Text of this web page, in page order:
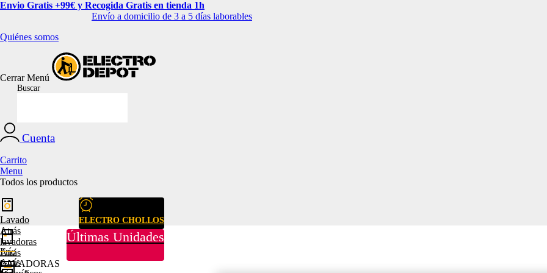
Envio Gratis +99€ y Recogida Gratis en tienda 1h
Envío a domicilio de 3 a 5 días laborables
Quiénes somos
CerrarMenú
Buscar
Cuenta
Carrito
Menu
Todos los productos
ELECTRO CHOLLOS
Últimas Unidades
Lavado
Atrás
lavadoras
Atrás
LAVADORAS
Frío
Atrás